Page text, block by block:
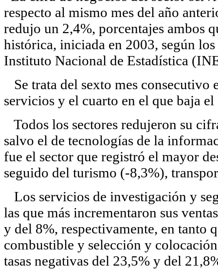
respecto al mismo mes del año
redujo un 2,4%, porcentajes ambos
histórica, iniciada en 2003, según
Instituto Nacional de Estadística
Se trata del sexto mes consecutivo
servicios y el cuarto en el que baja
Todos los sectores redujeron su
salvo el de tecnologías de la
fue el sector que registró el mayor
seguido del turismo (-8,3%),
Los servicios de investigación y
las que más incrementaron sus
y del 8%, respectivamente, en tanto
combustible y selección y
tasas negativas del 23,5% y del